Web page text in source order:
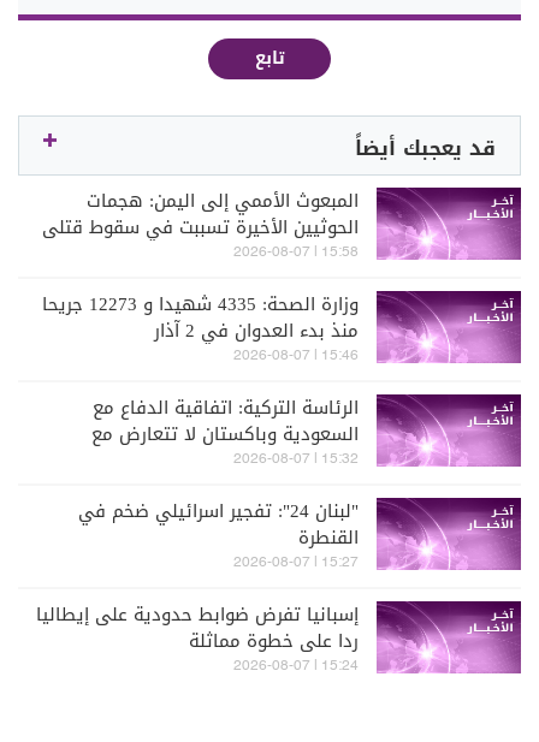
تابع
قد يعجبك أيضاً
المبعوث الأممي إلى اليمن: هجمات
الحوثيين الأخيرة تسببت في سقوط قتلى
مدنيين
15:58 | 2026-08-07
وزارة الصحة: 4335 شهيدا و 12273 جريحا
منذ بدء العدوان في 2 آذار
15:46 | 2026-08-07
الرئاسة التركية: اتفاقية الدفاع مع
السعودية وباكستان لا تتعارض مع
التزاماتنا في النيتو ولا تشكل حلفا موازيا
15:32 | 2026-08-07
"لبنان 24": تفجير اسرائيلي ضخم في
القنطرة
15:27 | 2026-08-07
إسبانيا تفرض ضوابط حدودية على إيطاليا
ردا على خطوة مماثلة
15:24 | 2026-08-07